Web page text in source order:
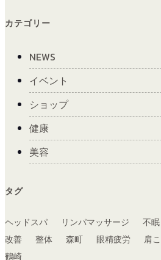
カテゴリー
NEWS
イベント
ショップ
健康
美容
タグ
ヘッドスパ リンパマッサージ 不眠
改善
整体 森町 眼精疲労 肩
鶴崎